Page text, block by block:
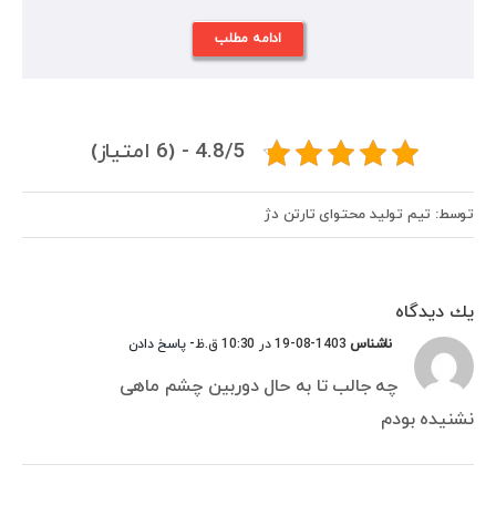
ادامه مطلب
4.8/5 - (6 امتیاز)
توسط: تیم تولید محتوای تارتن دژ
يك ديدگاه
ناشناس1403-08-19 در 10:30 ق.ظ - پاسخ دادن
چه جالب تا به حال دوربین چشم ماهی
نشنیده بودم